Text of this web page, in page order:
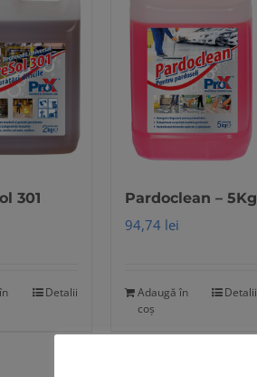
301
Detalii
Pardoclean – 5Kg
94,74 lei
Adaugă în
coș
Detalii